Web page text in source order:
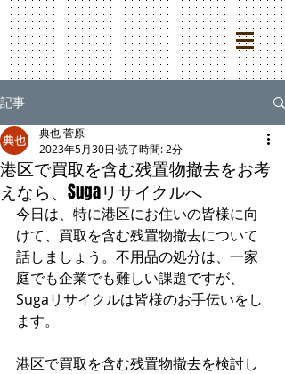
記事
港区で買取を含む残置物撤去をお考
えなら、Sugaリサイクルへ
典也 菅原
2023年5月30日 読了時間: 2分
今日は、特に港区にお住いの皆様に向
けて、買取を含む残置物撤去について
話しましょう。不用品の処分は、一家
庭でも企業でも難しい課題ですが、
Sugaリサイクルは皆様のお手伝いをし
ます。
港区で買取を含む残置物撤去を検討し